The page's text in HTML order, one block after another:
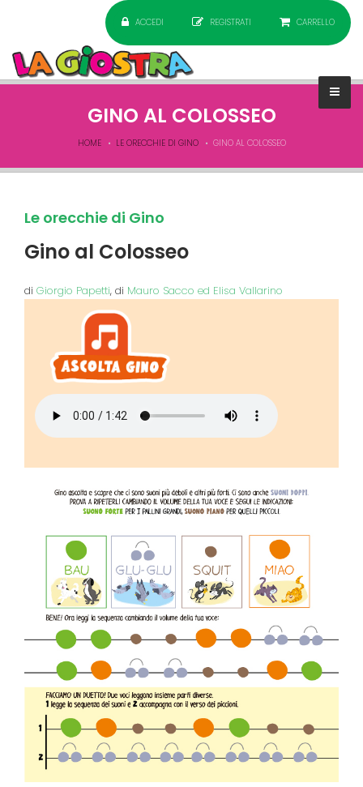
ACCEDI REGISTRATI CARRELLO
GINO AL COLOSSEO
HOME LE ORECCHIE DI GINO GINO AL COLOSSEO
Le orecchie di Gino
Gino al Colosseo
di Giorgio Papetti, di Mauro Sacco ed Elisa Vallarino